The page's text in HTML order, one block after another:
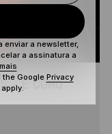
– E COMO
enviar a newsletter,
a assinatura a
the Google Privacy